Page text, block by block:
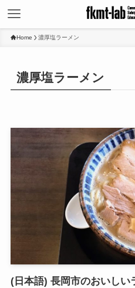
Home 濃厚塩ラーメン
濃厚塩ラーメン
(日本語) 長岡市のおいしい